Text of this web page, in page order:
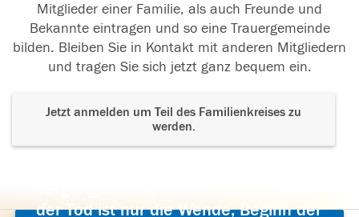
Mitglieder einer Familie, als auch Freunde und
Bekannte eintragen und so eine Trauergemeinde
bilden. Bleiben Sie in Kontakt mit anderen Mitgliedern
und tragen Sie sich jetzt ganz bequem ein.
Jetzt anmelden um Teil des Familienkreises zu
werden.
der Tod ist nur die Wende, Beginn der